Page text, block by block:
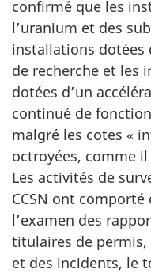
confirmé que les
l’uranium et des
installations dotées
de recherche et les
dotées d’un
continué de
malgré les cotes «
octroyées, comme
Les activités de
CCSN ont
l’examen des
titulaires de permis,
et des incidents, le